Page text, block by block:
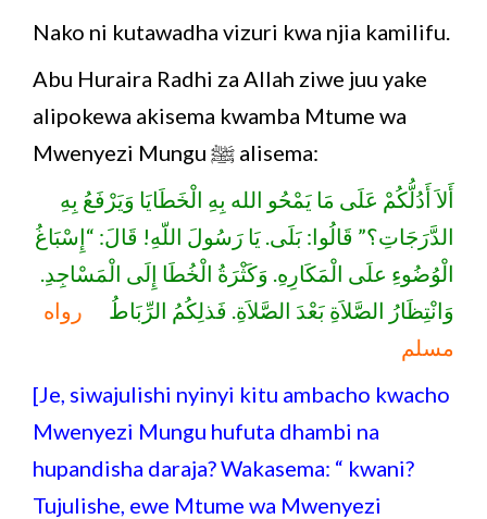
Nako ni kutawadha vizuri kwa njia kamilifu.
Abu Huraira Radhi za Allah ziwe juu yake
alipokewa akisema kwamba Mtume wa
Mwenyezi Mungu ﷺ alisema:
أَلاَ أَدُلُّكُمْ عَلَى مَا يَمْحُو الله بِهِ الْخَطَايَا وَيَرْفَعُ بِهِ
الدَّرَجَاتِ؟” قَالُوا: بَلَى. يَا رَسُولَ اللّهِ! قَالَ: “إِسْبَاغُ
الْوُضُوءِ علَى الْمَكَارِهِ. وَكَثْرَةُ الْخُطَا إِلَى الْمَسْاجِدِ.
وَانْتِظَارُ الصَّلاَةِ بَعْدَ الصَّلاَةِ. فَذلِكُمُ الرِّبَاطُ رواه
مسلم
[Je, siwajulishi nyinyi kitu ambacho kwacho
Mwenyezi Mungu hufuta dhambi na
hupandisha daraja? Wakasema: “ kwani?
Tujulishe, ewe Mtume wa Mwenyezi